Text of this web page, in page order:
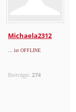
Michaela2312
... ist OFFLINE
Beiträge: 274